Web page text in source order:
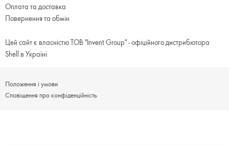
Оплата та доставка
Повернення та обмін
Цей сайт є власністю ТОВ "Invent Group" - офіційного дистрибютора
Shell в Україні
Положення і умови
Сповіщення про конфіденційність